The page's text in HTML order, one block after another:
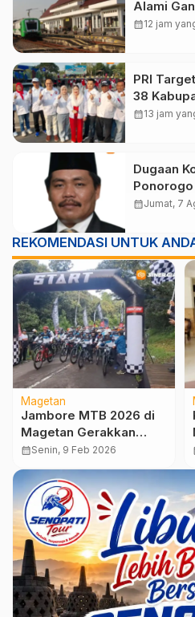
Alami
calendar_month12 jam
PRI
38
Kursi DPR
calendar_month13 jam
Dugaan
Minta
calendar_monthJumat, 7
REKOMENDASI UNTUK
Magetan
Jambore MTB 2026 di
Magetan Gerakkan
Ekonomi Hingga Rp2,1
Miliar
calendar_monthSenin, 9 Feb 2026